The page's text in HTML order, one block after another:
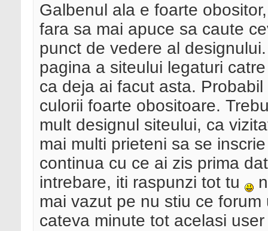
Galbenul ala e foarte
fara sa mai apuce sa caute
punct de vedere al
pagina a siteului legaturi
ca deja ai facut asta.
culorii foarte obositoare.
mult designul siteului, ca
mai multi prieteni sa se
continua cu ce ai zis prima
intrebare, iti raspunzi tot tu
mai vazut pe nu stiu ce
cateva minute tot acelasi